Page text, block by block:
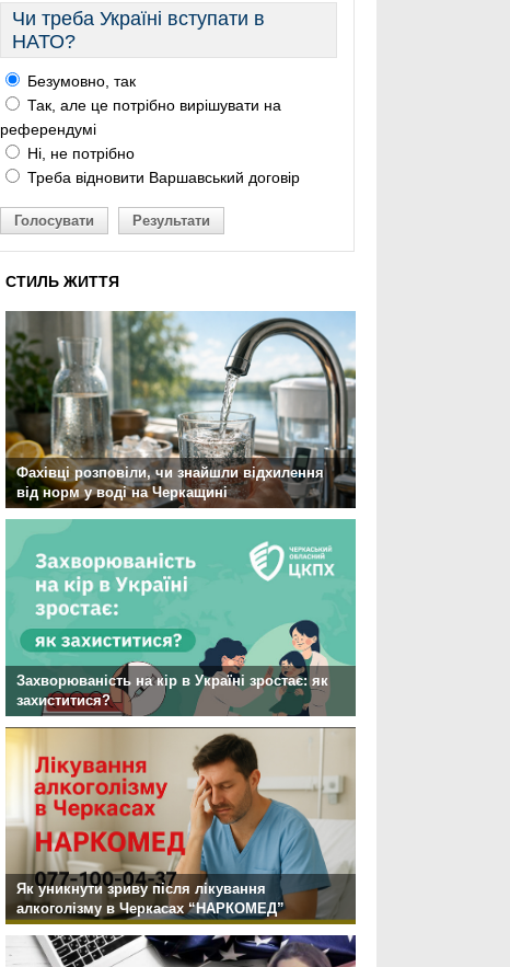
Чи треба Україні вступати в
НАТО?
Безумовно, так
Так, але це потрібно вирішувати на
референдумі
Ні, не потрібно
Треба відновити Варшавський договір
Голосувати Результати
СТИЛЬ ЖИТТЯ
Фахівці розповіли, чи знайшли відхилення
від норм у воді на Черкащині
Захворюваність на кір в Україні зростає: як
захиститися?
Як уникнути зриву після лікування
алкоголізму в Черкасах “НАРКОМЕД”